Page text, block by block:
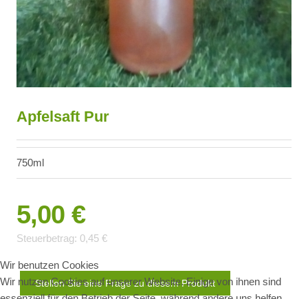
Apfelsaft Pur
750ml
5,00 €
Steuerbetrag: 0,45 €
Stellen Sie eine Frage zu diesem Produkt
Wir benutzen Cookies
Wir nutzen Cookies auf unserer Website. Einige von ihnen sind